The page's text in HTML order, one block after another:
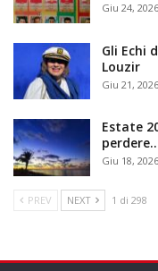
Giu 24, 2026
Gli Echi
Louzir
Giu 21, 2026
Estate
Giu 18, 2026
PREV NEXT 1 di 298